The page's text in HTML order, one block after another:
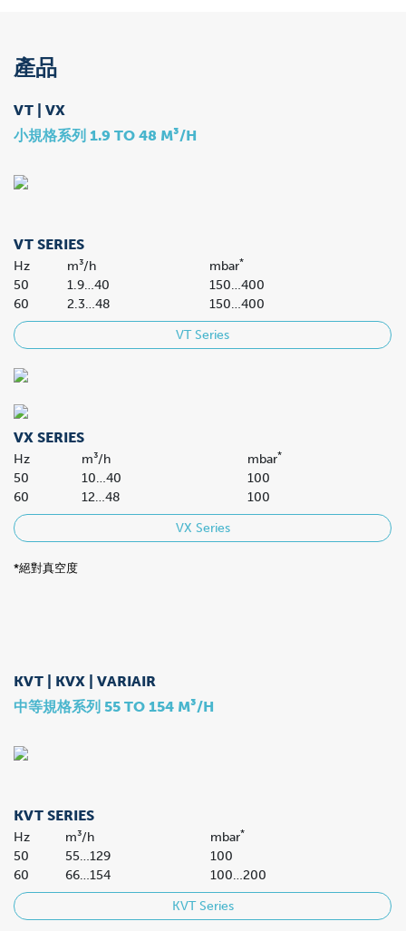
產品
VT | VX
小規格系列 1.9 TO 48 M³/H
VT SERIES
Hz m³/h mbar*
50 1.9…40
150…400
60
2.3…48 150…400
VT Series
VX SERIES
Hz m³/h mbar*
50 10…40
100
60
12…48 100
VX Series
*絕對真空度
KVT | KVX | VARIAIR
中等規格系列 55 TO 154 M³/H
KVT SERIES
Hz m³/h mbar*
50 55…129
100
60
66…154 100…200
KVT Series